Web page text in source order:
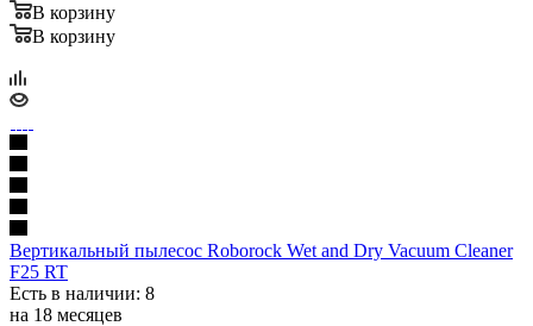
В корзину
В корзину
Вертикальный пылесос Roborock Wet and Dry Vacuum Cleaner
F25 RT
Есть в наличии: 8
на 18 месяцев